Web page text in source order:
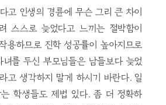
고 인생의 경륜에 무슨 그리 큰 차이
스스로 늦었다고 느끼는 절박함이
용하므로 진학 성공률이 높아지므로
녀를 두신 부모님들은 남들보다 늦었
고 생각하지 말게 하시기 바란다. 일
학생들도 제법 있다. 좀 더 정확하